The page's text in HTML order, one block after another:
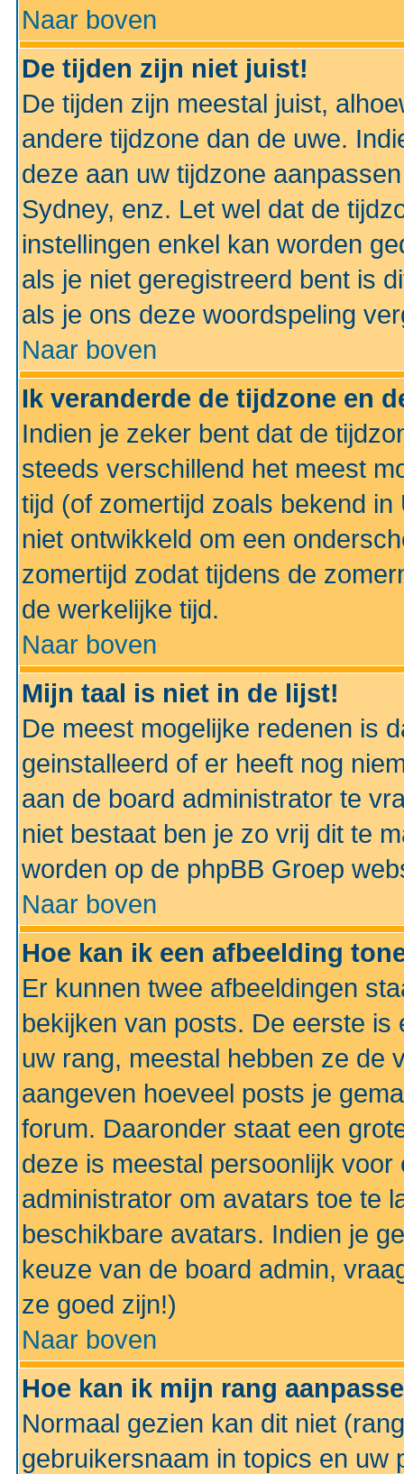
Naar boven
De tijden zijn niet juist!
De tijden zijn meestal juist,
andere tijdzone dan de uwe.
deze aan uw tijdzone
Sydney, enz. Let wel dat de
instellingen enkel kan worden
als je niet geregistreerd bent is
als je ons deze woordspeling
Naar boven
Ik veranderde de tijdzone en
Indien je zeker bent dat de
steeds verschillend het meest
tijd (of zomertijd zoals bekend
niet ontwikkeld om een
zomertijd zodat tijdens de
de werkelijke tijd.
Naar boven
Mijn taal is niet in de lijst!
De meest mogelijke redenen is
geinstalleerd of er heeft nog
aan de board administrator te
niet bestaat ben je zo vrij dit te
worden op de phpBB Groep
Naar boven
Hoe kan ik een afbeelding
Er kunnen twee afbeeldingen
bekijken van posts. De eerste
uw rang, meestal hebben ze de
aangeven hoeveel posts je
forum. Daaronder staat een
deze is meestal persoonlijk
administrator om avatars toe te
beschikbare avatars. Indien je
keuze van de board admin,
ze goed zijn!)
Naar boven
Hoe kan ik mijn rang
Normaal gezien kan dit niet
gebruikersnaam in topics en uw